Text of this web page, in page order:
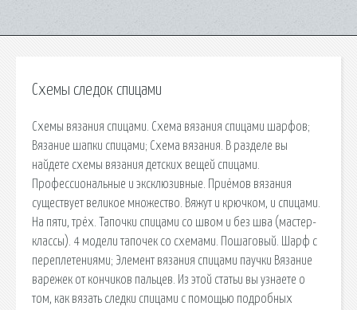
Схемы следок спицами
Схемы вязания спицами. Схема вязания спицами шарфов;
Вязание шапки спицами; Схема вязания. В разделе вы
найдете схемы вязания детских вещей спицами.
Профессиональные и эксклюзивные. Приёмов вязания
существует великое множество. Вяжут и крючком, и спицами.
На пяти, трёх. Тапочки спицами со швом и без шва (мастер-
классы). 4 модели тапочек со схемами. Пошаговый. Шарф с
переплетениями; Элемент вязания спицами паучки Вязание
варежек от кончиков пальцев. Из этой статьи вы узнаете о
том, как вязать следки спицами с помощью подробных